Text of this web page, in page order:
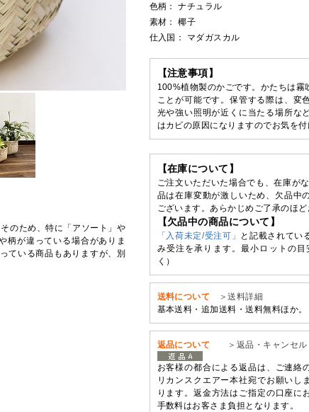
のため、特に「アソート」や
柄が違っている場合がありま
ている商品もありますが、別
色柄： ナチュラル
素材： 椰子
仕入国： マダガスカル
【注意事項】
100%植物製のかごです。かたちは霧
ことが可能です。保管する際は、変
光や強い照明が近くに当たる場所な
はカビの原因になりますのでお気を付
【在庫について】
ご注文いただいた場合でも、在庫が
品は在庫変動が激しいため、欠品中
ございます。あらかじめご了承のほど
【欠品中の商品について】
「入荷未定/受注可」
と記載されてい
み受注を承ります。最小ロットの
く）
送料について
＞送料詳細
基本送料・追加送料・送料無料ほか。
返品について ＞返品・キャンセル
お客様の都合による返品は、ご連絡
リカンスクエアー本社宛でお願いし
ります。返金方法はご指定の口座に
手数料はお客さま負担となります。